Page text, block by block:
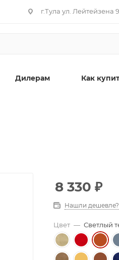
г.Тула ул. Лейтейзена 9
Дилерам Как
8 330 ₽
Нашли дешевле?
Цвет — Светлый